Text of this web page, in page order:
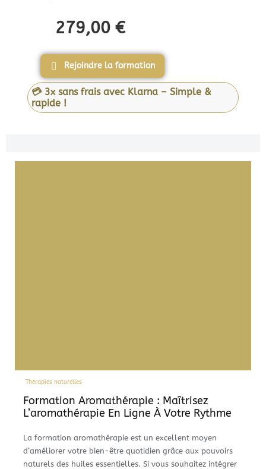
279,00 €
Rejoindre la formation
💳 3x sans frais avec Klarna – Simple &
rapide !
Thérapies naturelles
Formation Aromathérapie : Maîtrisez
L’aromathérapie En Ligne À Votre Rythme
La formation aromathérapie est un excellent moyen
d’améliorer votre bien-être quotidien grâce aux pouvoirs
naturels des huiles essentielles. Si vous souhaitez intégrer